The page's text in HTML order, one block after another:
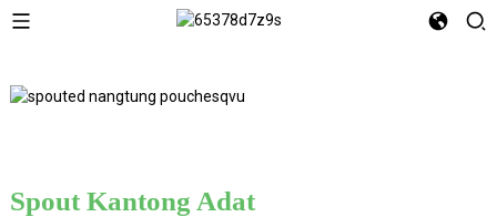
Spout Kantong Adat